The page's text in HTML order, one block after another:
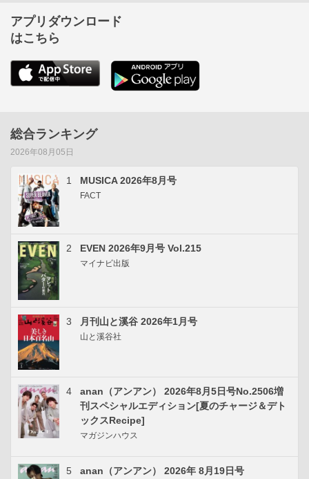
アプリダウンロード
はこちら
総合ランキング
2026年08月05日
1 MUSICA 2026年8月号
FACT
2 EVEN 2026年9月号 Vol.215
マイナビ出版
3 月刊山と溪谷 2026年1月号
山と溪谷社
4
anan（アンアン） 2026年8月5日号No.2506増
刊スペシャルエディション[夏のチャージ＆デト
ックスRecipe]
マガジンハウス
5
anan（アンアン） 2026年 8月19日号